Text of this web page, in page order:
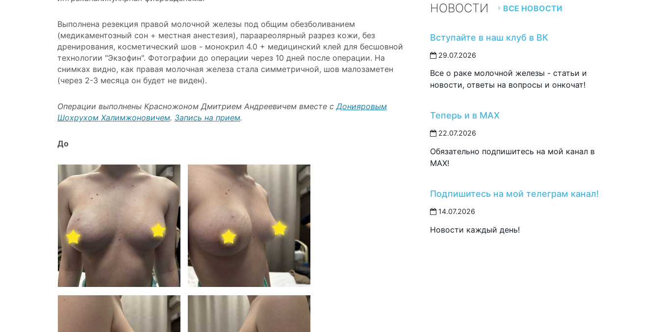
Выполнена резекция правой молочной железы под общим обезболиванием
(медикаментозный сон + местная анестезия), параареолярный разрез кожи, без
дренирования, косметический шов - монокрил 4.0 + медицинский клей для бесшовной
технологии "Экзофин". Фотографии до операции через 10 дней после операции. На
снимках видно, как правая молочная железа стала симметричной, шов малозаметен
(через 2-3 месяца он будет не виден).
Операции выполнены Красножоном Дмитрием Андреевичем вместе сДонияровым
Шохрухом Халимжоновичем. Запись на прием.
До
НОВОСТИ ВСЕ НОВОСТИ
Вступайте в наш клуб в ВК
29.07.2026
Все о раке молочной железы - статьи и
новости, ответы на вопросы и онкочат!
Теперь и в MAX
22.07.2026
Обязательно подпишитесь на мой канал в
MAX!
Подпишитесь на мой телеграм канал!
14.07.2026
Новости каждый день!